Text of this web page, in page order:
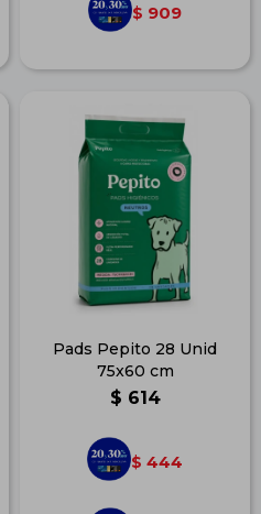
$ 909
Pads Pepito 28 Unid
75x60 cm
$ 614
$ 444